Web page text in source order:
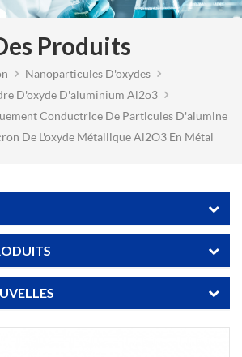
Produits
Nanoparticules D'oxydes
D'oxyde D'aluminium Al2o3
Conductrice De Particules D'alumine
De L'oxyde Métallique Al2O3 En Métal